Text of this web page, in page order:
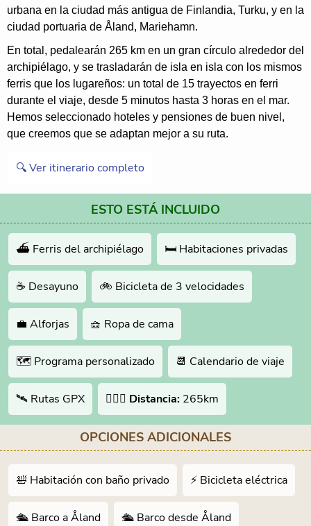
urbana en la ciudad más antigua de Finlandia, Turku, y en la
ciudad portuaria de Åland, Mariehamn.
En total, pedalearán 265 km en un gran círculo alrededor del
archipiélago, y se trasladarán de isla en isla con los mismos
ferris que los lugareños: un total de 15 trayectos en ferri
durante el viaje, desde 5 minutos hasta 3 horas en el mar.
Hemos seleccionado hoteles y pensiones de buen nivel,
que creemos que se adaptan mejor a su ruta.
🔍 Ver itinerario completo
ESTO ESTÁ INCLUIDO
⛴️ Ferris del archipiélago 🛏 Habitaciones privadas
☕️ Desayuno 🚲 Bicicleta de 3 velocidades
💼 Alforjas 🧺 Ropa de cama
🗺 Programa personalizado 📆 Calendario de viaje
🛰 Rutas GPX 🚴🏻‍♂️ Distancia: 265km
OPCIONES ADICIONALES
🛀 Habitación con baño privado ⚡️ Bicicleta eléctrica
🛳 Barco a Åland 🛳 Barco desde Åland